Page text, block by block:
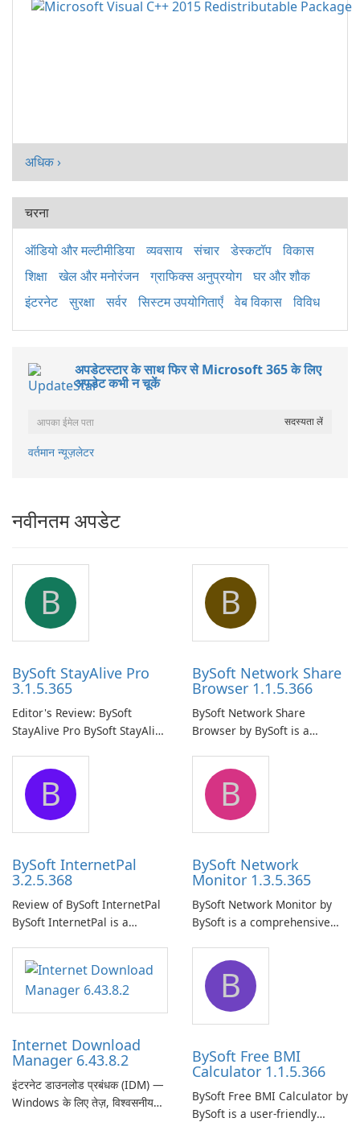
अधिक ›
चरना
ऑडियो और मल्टीमीडिया व्यवसाय संचार डेस्कटॉप
विकास
शिक्षा
खेल और मनोरंजन ग्राफिक्स अनुप्रयोग
घर और शौक
इंटरनेट
सुरक्षा सर्वर सिस्टम उपयोगिताएँ वेब विकास विविध
अपडेटस्टार के साथ फिर से Microsoft 365 के लिए
अपडेट कभी न चूकें
वर्तमान न्यूज़लेटर
नवीनतम अपडेट
B
BySoft StayAlive Pro
3.1.5.365
Editor's Review: BySoft
StayAlive Pro BySoft StayAlive
application designed to
ensure the continuous and
uninterrupted operation of
your computer system.
B
BySoft Network Share
Browser 1.1.5.366
BySoft Network Share
Browser by BySoft is a
application that allows users
to easily browse and manage
shared folders on their
network.
B
BySoft InternetPal
3.2.5.368
Review of BySoft InternetPal
BySoft InternetPal is a
application designed to
monitor your internet
connection and provide real-
time insights into its
B
BySoft Network
Monitor 1.3.5.365
BySoft Network Monitor by
BySoft is a comprehensive
designed to help businesses
effectively manage their
network infrastructure.
Internet Download
Manager 6.43.8.2
इंटरनेट डाउनलोड प्रबंधक (IDM) —
Windows के लिए तेज़, विश्वसनीय
B
BySoft Free BMI
Calculator 1.1.5.366
BySoft Free BMI Calculator by
BySoft is a user-friendly